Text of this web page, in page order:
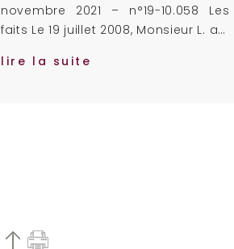
novembre 2021 – n°19-10.058 Les
faits Le 19 juillet 2008, Monsieur L. a…
lire la suite